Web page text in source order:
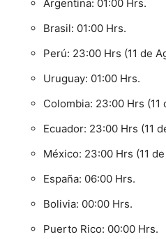
Argentina: 01:00 Hrs.
Brasil: 01:00 Hrs.
Perú: 23:00 Hrs (11 de
Uruguay: 01:00 Hrs.
Colombia: 23:00 Hrs (11
Ecuador: 23:00 Hrs (11
México: 23:00 Hrs (11
España: 06:00 Hrs.
Bolivia: 00:00 Hrs.
Puerto Rico: 00:00 Hrs.